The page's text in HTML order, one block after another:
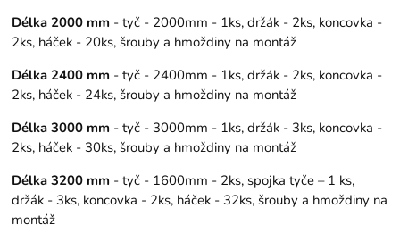
Délka 2000 mm - tyč - 2000mm - 1ks, držák - 2ks, koncovka -
2ks, háček - 20ks, šrouby a hmoždiny na montáž
Délka 2400 mm - tyč - 2400mm - 1ks, držák - 2ks, koncovka -
2ks, háček - 24ks, šrouby a hmoždiny na montáž
Délka 3000 mm - tyč - 3000mm - 1ks, držák - 3ks, koncovka -
2ks, háček - 30ks, šrouby a hmoždiny na montáž
Délka 3200 mm - tyč - 1600mm - 2ks, spojka tyče – 1 ks,
držák - 3ks, koncovka - 2ks, háček - 32ks, šrouby a hmoždiny na
montáž